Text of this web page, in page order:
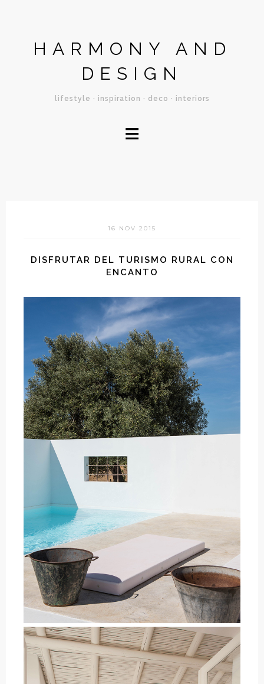
HARMONY AND
DESIGN
lifestyle · inspiration · deco · interiors
≡
16 NOV 2015
DISFRUTAR DEL TURISMO RURAL CON
ENCANTO